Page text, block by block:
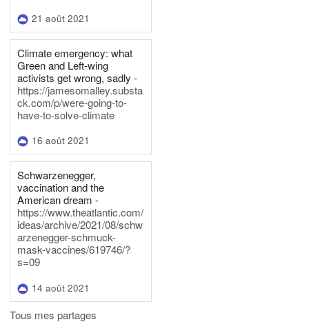
21 août 2021
Climate emergency: what
Green and Left-wing
activists get wrong, sadly -
https://jamesomalley.substa
ck.com/p/were-going-to-
have-to-solve-climate
16 août 2021
Schwarzenegger,
vaccination and the
American dream -
https://www.theatlantic.com/
ideas/archive/2021/08/schw
arzenegger-schmuck-
mask-vaccines/619746/?
s=09
14 août 2021
Tous mes partages